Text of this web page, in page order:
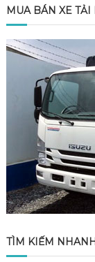
MUA BÁN XE TẢI
TÌM KIẾM